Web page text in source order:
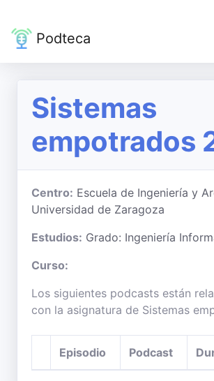
Podteca
Sistemas
empotrados
Centro: Escuela de Ingeniería y
Universidad de Zaragoza
Estudios: Grado: Ingeniería
Curso:
Los siguientes podcasts están
con la asignatura de Sistemas
Episodio Podcast